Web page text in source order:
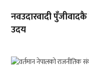
नवउदारवादी
उदय